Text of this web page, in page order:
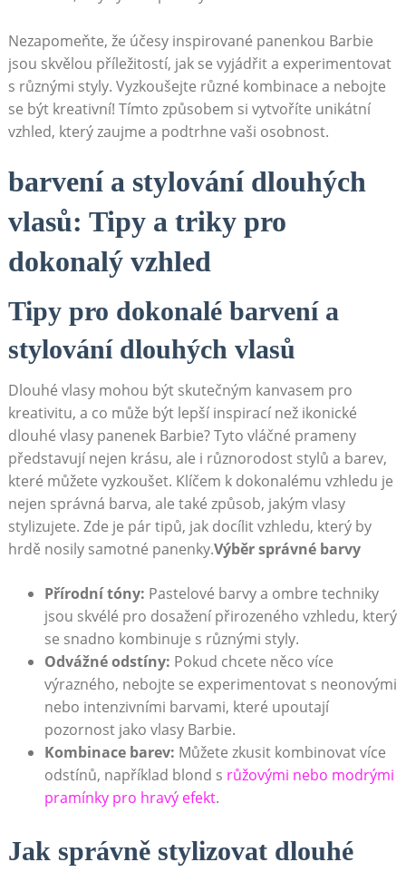
Nezapomeňte, že účesy inspirované panenkou Barbie
jsou skvělou příležitostí, jak se vyjádřit a experimentovat
s různými styly. Vyzkoušejte různé kombinace a nebojte
se být kreativní! Tímto způsobem si vytvoříte unikátní
vzhled, který zaujme a podtrhne vaši osobnost.
barvení a stylování dlouhých
vlasů: Tipy a triky pro
dokonalý vzhled
Tipy pro dokonalé barvení a
stylování dlouhých vlasů
Dlouhé vlasy mohou být skutečným kanvasem pro
kreativitu, a co může být lepší inspirací než ikonické
dlouhé vlasy panenek Barbie? Tyto vláčné prameny
představují nejen krásu, ale i různorodost stylů a barev,
které můžete vyzkoušet. Klíčem k dokonalému vzhledu je
nejen správná barva, ale také způsob, jakým vlasy
stylizujete. Zde je pár tipů, jak docílit vzhledu, který by
hrdě nosily samotné panenky.Výběr správné barvy
Přírodní tóny: Pastelové barvy a ombre techniky
jsou skvélé pro dosažení přirozeného vzhledu, který
se snadno kombinuje s různými styly.
Odvážné odstíny: Pokud chcete něco více
výrazného, nebojte se experimentovat s neonovými
nebo intenzivními barvami, které upoutají
pozornost jako vlasy Barbie.
Kombinace barev: Můžete zkusit kombinovat více
odstínů, například blond s růžovými nebo modrými
pramínky pro hravý efekt.
Jak správně stylizovat dlouhé